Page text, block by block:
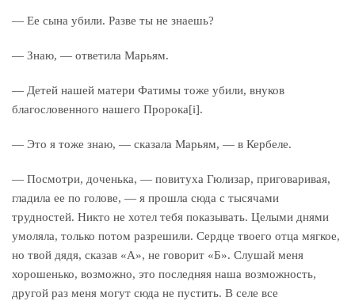
— Ее сына убили. Разве ты не знаешь?
— Знаю, — ответила Марьям.
— Детей нашей матери Фатимы тоже убили, внуков
благословенного нашего Пророка[i].
— Это я тоже знаю, — сказала Марьям, — в Кербеле.
— Посмотри, доченька, — повитуха Гюлизар, приговаривая,
гладила ее по голове, — я прошла сюда с тысячами
трудностей. Никто не хотел тебя показывать. Целыми днями
умоляла, только потом разрешили. Сердце твоего отца мягкое,
но твой дядя, сказав «А», не говорит «Б». Слушай меня
хорошенько, возможно, это последняя наша возможность,
другой раз меня могут сюда не пустить. В селе все